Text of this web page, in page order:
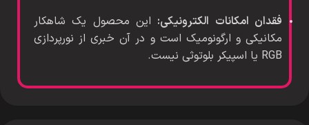
فقدان امکانات الکترونیکی: این محصول یک شاهکار
مکانیکی و ارگونومیک است و در آن خبری از نورپردازی
RGB یا اسپیکر بلوتوثی نیست.